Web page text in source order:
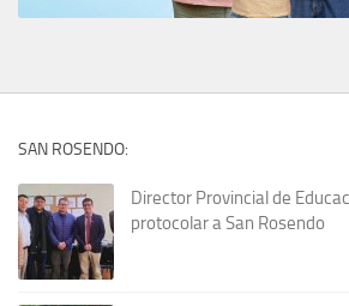
SAN ROSENDO:
Director Provincial de
protocolar a San Rosendo